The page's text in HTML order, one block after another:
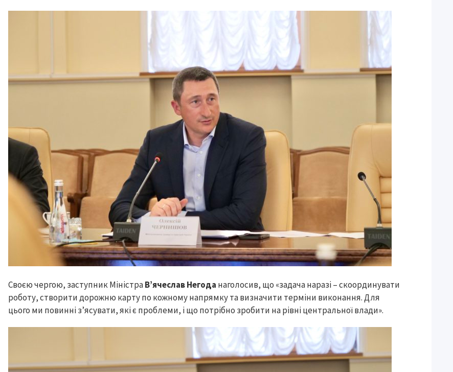
Своєю чергою, заступник МіністраВ’ячеслав Негода наголосив, що «задача наразі – скоординувати
роботу, створити дорожню карту по кожному напрямку та визначити терміни виконання. Для
цього ми повинні з’ясувати, які є проблеми, і що потрібно зробити на рівні центральної влади».